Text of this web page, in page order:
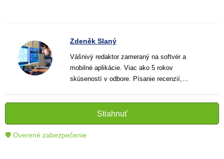
Zdeněk Slaný
Vášnivý redaktor zameraný na softvér a
mobilné aplikácie. Viac ako 5 rokov
skúseností v odbore. Písanie recenzií,
informatívnych textov, ktoré pomáhajú
čitateľom lepšie porozumieť a využiť moderné
technológie.
Stiahnuť
🛡 Overené zabezpečenie